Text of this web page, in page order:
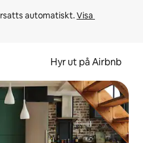
automatiskt. Visa
Hyr ut på Airbnb